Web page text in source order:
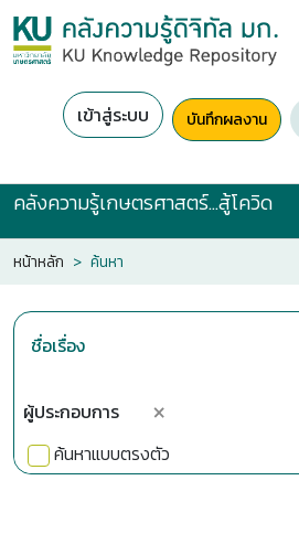
เข้าสู่ระบบ บันทึกผลงาน
คลังความรู้เกษตรศาสตร์...สู้โควิด
หน้าหลัก ค้นหา
×
ค้นหาแบบตรงตัว